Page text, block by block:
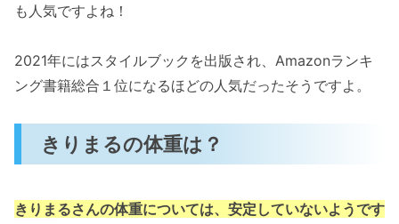
も人気ですよね！
2021年にはスタイルブックを出版され、Amazonランキ
ング書籍総合１位になるほどの人気だったそうですよ。
きりまるの体重は？
きりまるさんの体重については、安定していないようです